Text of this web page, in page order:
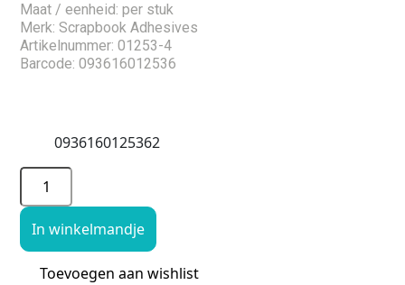
Maat / eenheid: per stuk
Merk: Scrapbook Adhesives
Artikelnummer: 01253-4
Barcode: 093616012536
0936160125362
In winkelmandje
Toevoegen aan wishlist